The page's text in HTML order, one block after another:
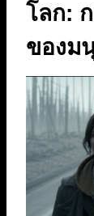
โลก:
ของม